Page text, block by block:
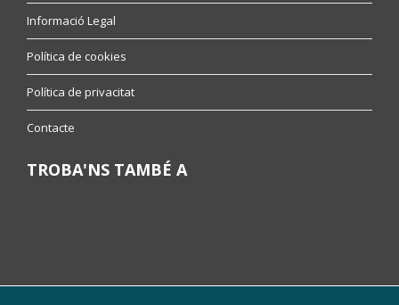
Informació Legal
Política de cookies
Política de privacitat
Contacte
TROBA'NS TAMBÉ A